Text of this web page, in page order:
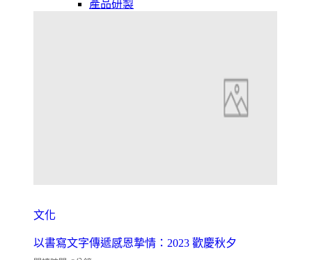
產品研製
文化
以書寫文字傳遞感恩摯情：2023 歡慶秋夕